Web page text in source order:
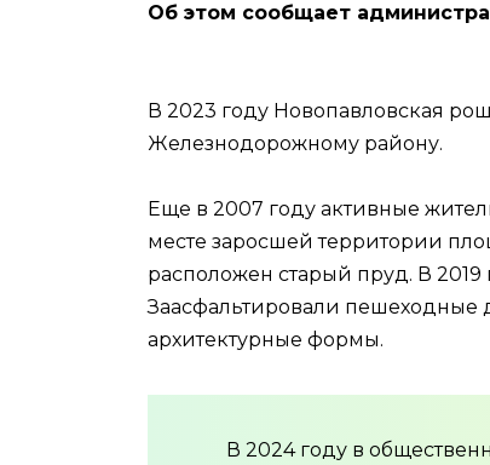
Об этом сообщает
В 2023 году Новопавловская
Железнодорожному району.
Еще в 2007 году активные
месте заросшей территории
расположен старый пруд. В
Заасфальтировали
архитектурные формы.
В 2024 году в